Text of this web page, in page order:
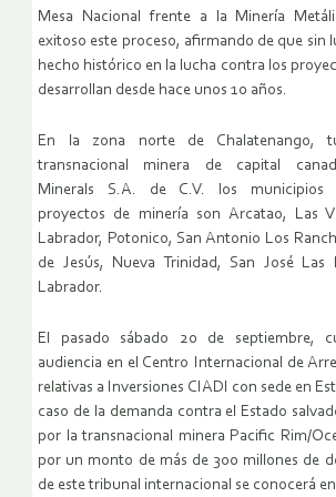
Mesa Nacional frente a la Minería
exitoso este proceso, afirmando de que sin
hecho histórico en la lucha contra los
desarrollan desde hace unos 10 años.
En la zona norte de Chalatenango,
transnacional minera de capital
Minerals S.A. de C.V. los municipios
proyectos de minería son Arcatao, Las
Labrador, Potonico, San Antonio Los
de Jesús, Nueva Trinidad, San José Las
Labrador.
El pasado sábado 20 de septiembre,
audiencia en el Centro Internacional de
relativas a Inversiones CIADI con sede en
caso de la demanda contra el Estado
por la transnacional minera Pacific Rim/
por un monto de más de 300 millones de
de este tribunal internacional se conocerá